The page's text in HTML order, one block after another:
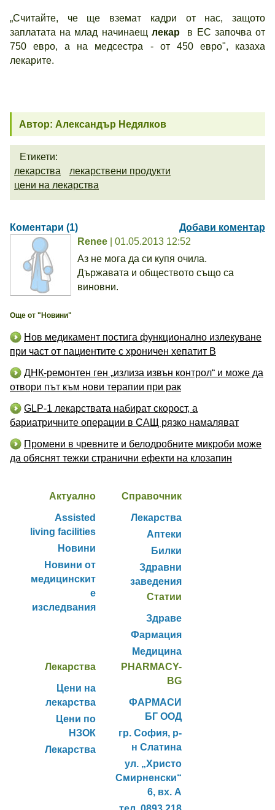
„Считайте, че ще вземат кадри от нас, защото
заплатата на млад начинаещ лекар
в ЕС започва от
750 евро, а на медсестра - от 450 евро", казаха
лекарите.
Автор: Александър Недялков
Етикети:
лекарства
лекарствени продукти
цени на лекарства
Коментари (1)
Добави коментар
Renee | 01.05.2013 12:52
Аз не мога да си купя очила.
Държавата и обществото също са
виновни.
Още от "Новини"
Нов медикамент постига функционално излекуване
при част от пациентите с хроничен хепатит B
ДНК-ремонтен ген „излиза извън контрол“ и може да
отвори път към нови терапии при рак
GLP-1 лекарствата набират скорост, а
бариатричните операции в САЩ рязко намаляват
Промени в чревните и белодробните микроби може
да обяснят тежки странични ефекти на клозапин
Актуално
Assisted
living facilities
Новини
Новини от
медицинскит
е
изследвания
Справочник
Лекарства
Аптеки
Билки
Здравни
заведения
Статии
Здраве
Фармация
Медицина
Лекарства
Цени на
лекарства
Цени по
НЗОК
Лекарства
PHARMACY-
BG
ФАРМАСИ
БГ ООД
гр. София, р-
н Слатина
ул. „Христо
Смирненски“
6, вх. А